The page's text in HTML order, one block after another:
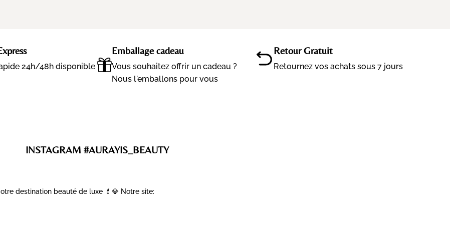
24h/48h disponible
Emballage cadeau
Vous souhaitez offrir un cadeau ?
Nous l'emballons pour vous
Retour Gratuit
Retournez vos achats sous 7 jours
INSTAGRAM #AURAYIS_BEAUTY
destination beauté de luxe 💄💎 Notre site: